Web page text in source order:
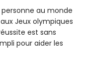
personne au monde
Jeux olympiques
est sans
pour aider les